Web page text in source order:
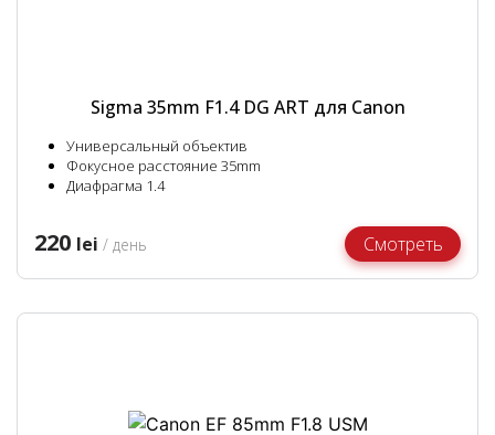
Sigma 35mm F1.4 DG ART для Canon
Универсальный объектив
Фокусное расстояние 35mm
Диафрагма 1.4
220 lei / день Смотреть